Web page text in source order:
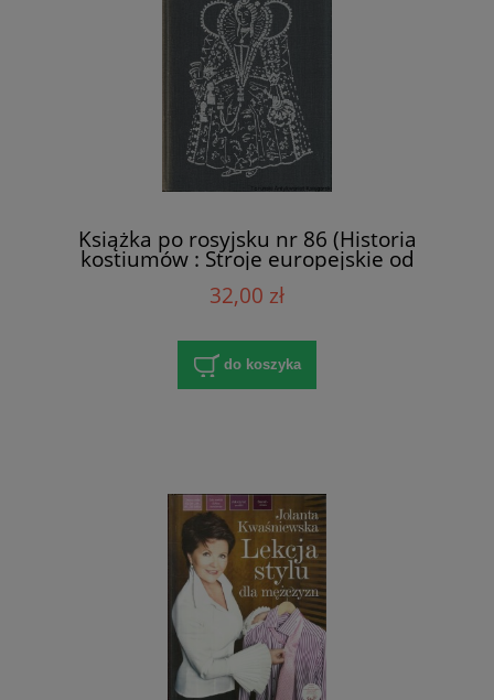
Książka po rosyjsku nr 86 (Historia
kostiumów : Stroje europejskie od
starożytności do XX wieku) / E. V. Kireeva
32,00 zł
do koszyka